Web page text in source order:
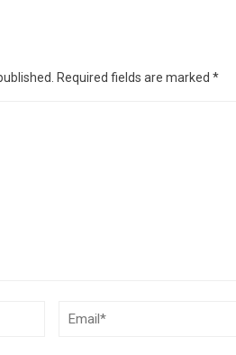
Required fields are marked *